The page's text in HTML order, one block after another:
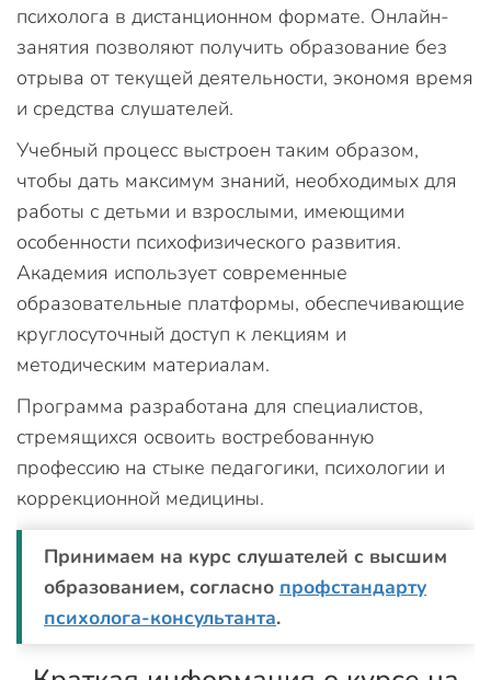
психолога в дистанционном формате. Онлайн-
занятия позволяют получить образование без
отрыва от текущей деятельности, экономя время
и средства слушателей.
Учебный процесс выстроен таким образом,
чтобы дать максимум знаний, необходимых для
работы с детьми и взрослыми, имеющими
особенности психофизического развития.
Академия использует современные
образовательные платформы, обеспечивающие
круглосуточный доступ к лекциям и
методическим материалам.
Программа разработана для специалистов,
стремящихся освоить востребованную
профессию на стыке педагогики, психологии и
коррекционной медицины.
Принимаем на курс слушателей с высшим
образованием, согласно профстандарту
психолога-консультанта.